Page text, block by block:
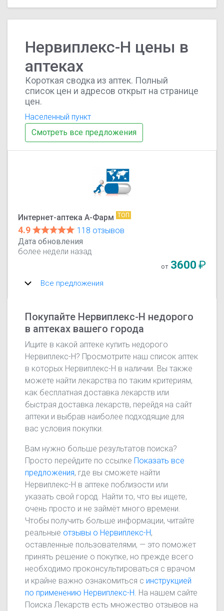
Нервиплекс-Н цены в
аптеках
Короткая сводка из аптек. Полный
список цен и адресов открыт на странице
цен.
Населенный пункт
Смотреть все предложения
Интернет-аптека А-Фарм ТОП
4.9
118 отзывов
Дата обновления
более недели назад
от 3600₽
Все предложения
Покупайте Нервиплекс-Н недорого
в аптеках вашего города
Ищите в какой аптеке купить недорого
Нервиплекс-Н? Просмотрите наш список аптек
в которых Нервиплекс-Н в наличии. Вы также
можете найти лекарства по таким критериям,
как бесплатная доставка лекарств или
быстрая доставка лекарств, перейдя на сайт
аптеки и выбрав наиболее подходящие для
вас условия покупки.
Вам нужно больше результатов поиска?
Просто перейдите по ссылке Показать все
предложения, где вы сможете найти
Нервиплекс-Н в аптеке поблизости или
указать свой город. Найти то, что вы ищете,
очень просто и не займёт много времени.
Чтобы получить больше информации, читайте
реальные отзывы о Нервиплекс-Н,
оставленные пользователями, — это поможет
принять решение о покупке, но прежде всего
необходимо проконсультироваться с врачом
и крайне важно ознакомиться с инструкцией
по применению Нервиплекс-Н . На нашем сайте
Поиска Лекарств есть множество отзывов на